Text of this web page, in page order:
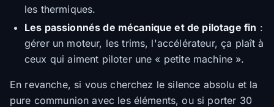
les thermiques.
Les passionnés de mécanique et de pilotage fin :
gérer un moteur, les trims, l'accélérateur, ça plaît à
ceux qui aiment piloter une « petite machine ».
En revanche, si vous cherchez le silence absolu et la
pure communion avec les éléments, ou si porter 30